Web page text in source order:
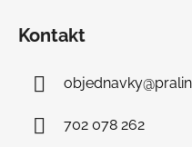
Kontakt
objednavky@
702 078 262